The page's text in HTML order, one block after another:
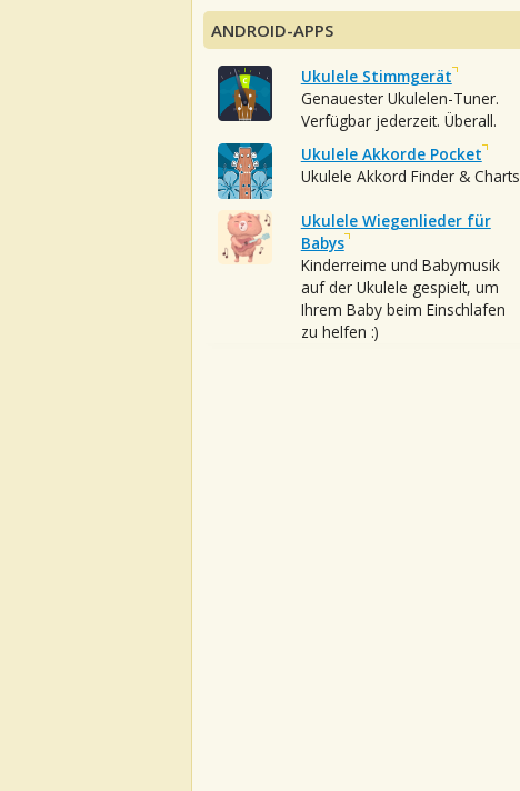
ANDROID-APPS
Ukulele Stimmgerät
Genauester Ukulelen-Tuner.
Verfügbar jederzeit. Überall.
Ukulele Akkorde Pocket
Ukulele Akkord Finder & Charts
Ukulele Wiegenlieder für
Babys
Kinderreime und Babymusik
auf der Ukulele gespielt, um
Ihrem Baby beim Einschlafen
zu helfen :)